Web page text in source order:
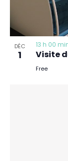
DÉC
1
13 h 00
Visite
Free